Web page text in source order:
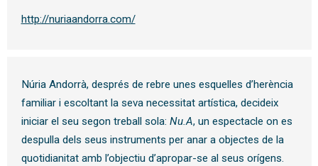
http://nuriaandorra.com/
Núria Andorrà, després de rebre unes esquelles d’herència
familiar i escoltant la seva necessitat artística, decideix
iniciar el seu segon treball sola: Nu.A, un espectacle on es
despulla dels seus instruments per anar a objectes de la
quotidianitat amb l’objectiu d’apropar-se al seus orígens.